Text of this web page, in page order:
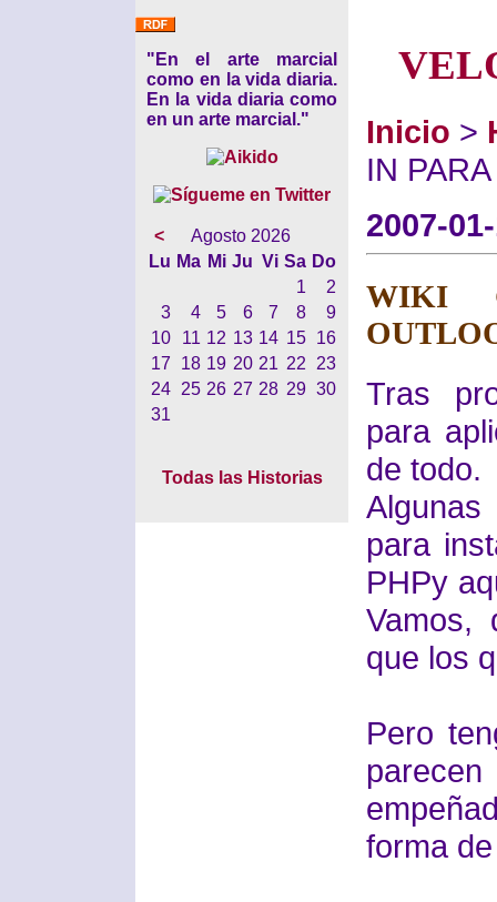
"En el arte marcial
como en la vida diaria.
En la vida diaria como
en un arte marcial."
<
Agosto 2026
Lu Ma Mi Ju Vi Sa Do
1
2
3
4 5 6 7 8
9
10
11 12 13 14 15
16
17
18 19 20 21 22
23
24
25 26 27 28 29 30
31
Todas las Historias
Inicio >
IN
2007-
WIKI
Tras
para
de todo.
para
PHPy
Vamos,
que los
Pero
forma